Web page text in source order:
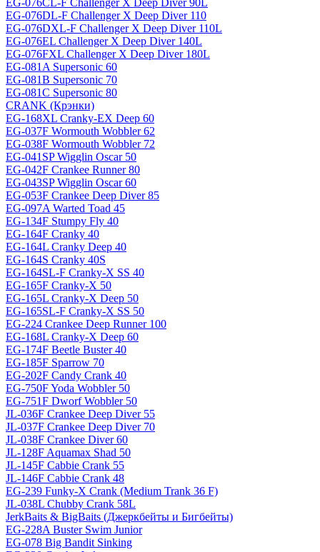
EG-076CL-F Challenger X Deep Diver 90L
EG-076DL-F Challenger X Deep Diver 110
EG-076DXL-F Challenger X Deep Diver 110L
EG-076EL Challenger X Deep Diver 140L
EG-076FXL Challenger X Deep Diver 180L
EG-081A Supersonic 60
EG-081B Supersonic 70
EG-081C Supersonic 80
CRANK (Крэнки)
EG-168XL Cranky-EX Deep 60
EG-037F Wormouth Wobbler 62
EG-038F Wormouth Wobbler 72
EG-041SP Wigglin Oscar 50
EG-042F Crankee Runner 80
EG-043SP Wigglin Oscar 60
EG-053F Crankee Deep Diver 85
EG-097A Warted Toad 45
EG-134F Stumpy Fly 40
EG-164F Cranky 40
EG-164L Cranky Deep 40
EG-164S Cranky 40S
EG-164SL-F Cranky-X SS 40
EG-165F Cranky-X 50
EG-165L Cranky-X Deep 50
EG-165SL-F Cranky-X SS 50
EG-224 Crankee Deep Runner 100
EG-168L Cranky-X Deep 60
EG-174F Beetle Buster 40
EG-185F Sparrow 70
EG-202F Candy Crank 40
EG-750F Yoda Wobbler 50
EG-751F Dworf Wobbler 50
JL-036F Crankee Deep Diver 55
JL-037F Crankee Deep Diver 70
JL-038F Crankee Diver 60
JL-128F Aquamax Shad 50
JL-145F Cabbie Crank 55
JL-146F Cabbie Crank 48
EG-239 Funky-X Crank (Medium Trank 36 F)
JL-038L Chubby Crank 58L
JerkBaits & BigBaits (Джеркбейты и Бигбейты)
EG-228A Buster Swim Junior
EG-078 Big Bandit Sinking